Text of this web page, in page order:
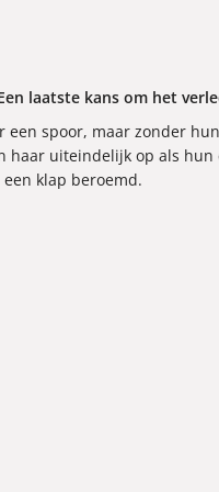
laatste kans om het
spoor, maar zonder
haar uiteindelijk op als
klap beroemd.